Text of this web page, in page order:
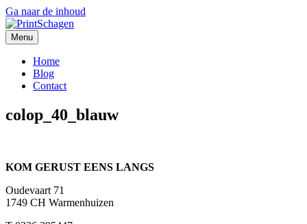
Ga naar de inhoud
Menu
Home
Blog
Contact
colop_40_blauw
KOM GERUST EENS LANGS
Oudevaart 71
1749 CH Warmenhuizen